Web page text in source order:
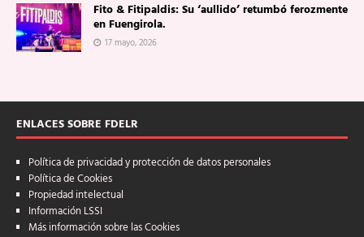
Fito & Fitipaldis: Su ‘aullido’ retumbó ferozmente
en Fuengirola.
17 mayo, 2026
ENLACES SOBRE FDELR
Política de privacidad y protección de datos personales
Política de Cookies
Propiedad intelectual
Información LSSI
Más información sobre las Cookies